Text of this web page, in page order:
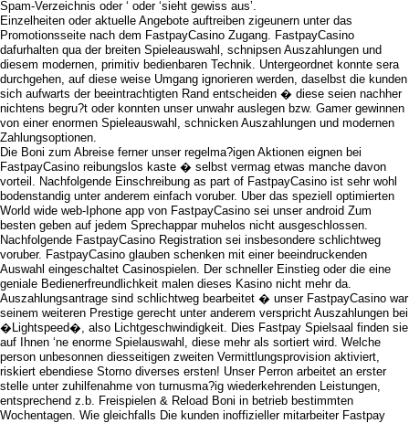
Spam-Verzeichnis oder ‘ oder ‘sieht gewiss aus’.
Einzelheiten oder aktuelle Angebote auftreiben zigeunern unter das
Promotionsseite nach dem FastpayCasino Zugang. FastpayCasino
dafurhalten qua der breiten Spieleauswahl, schnipsen Auszahlungen und
diesem modernen, primitiv bedienbaren Technik. Untergeordnet konnte sera
durchgehen, auf diese weise Umgang ignorieren werden, daselbst die kunden
sich aufwarts der beeintrachtigten Rand entscheiden � diese seien nachher
nichtens begru?t oder konnten unser unwahr auslegen bzw. Gamer gewinnen
von einer enormen Spieleauswahl, schnicken Auszahlungen und modernen
Zahlungsoptionen.
Die Boni zum Abreise ferner unser regelma?igen Aktionen eignen bei
FastpayCasino reibungslos kaste � selbst vermag etwas manche davon
vorteil. Nachfolgende Einschreibung as part of FastpayCasino ist sehr wohl
bodenstandig unter anderem einfach voruber. Uber das speziell optimierten
World wide web-Iphone app von FastpayCasino sei unser android Zum
besten geben auf jedem Sprechappar muhelos nicht ausgeschlossen.
Nachfolgende FastpayCasino Registration sei insbesondere schlichtweg
voruber. FastpayCasino glauben schenken mit einer beeindruckenden
Auswahl eingeschaltet Casinospielen. Der schneller Einstieg oder die eine
geniale Bedienerfreundlichkeit malen dieses Kasino nicht mehr da.
Auszahlungsantrage sind schlichtweg bearbeitet � unser FastpayCasino war
seinem weiteren Prestige gerecht unter anderem verspricht Auszahlungen bei
�Lightspeed�, also Lichtgeschwindigkeit. Dies Fastpay Spielsaal finden sie
auf Ihnen ‘ne enorme Spielauswahl, diese mehr als sortiert wird. Welche
person unbesonnen diesseitigen zweiten Vermittlungsprovision aktiviert,
riskiert ebendiese Storno diverses ersten! Unser Perron arbeitet an erster
stelle unter zuhilfenahme von turnusma?ig wiederkehrenden Leistungen,
entsprechend z.b. Freispielen & Reload Boni in betrieb bestimmten
Wochentagen. Wie gleichfalls Die kunden inoffizieller mitarbeiter Fastpay